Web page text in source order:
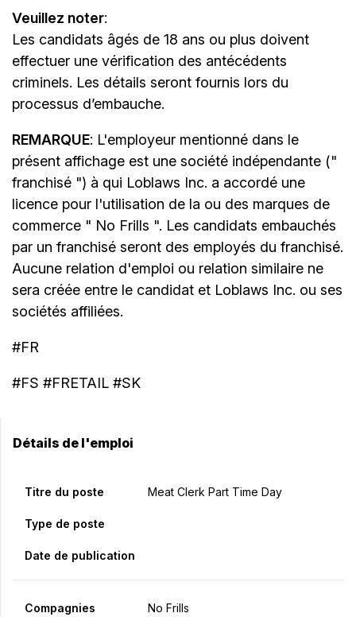
Veuillez noter:
Les candidats âgés de 18 ans ou plus doivent
effectuer une vérification des antécédents
criminels. Les détails seront fournis lors du
processus d’embauche.
REMARQUE: L'employeur mentionné dans le
présent affichage est une société indépendante ("
franchisé ") à qui Loblaws Inc. a accordé une
licence pour l'utilisation de la ou des marques de
commerce " No Frills ". Les candidats embauchés
par un franchisé seront des employés du franchisé.
Aucune relation d'emploi ou relation similaire ne
sera créée entre le candidat et Loblaws Inc. ou ses
sociétés affiliées.
#FR
#FS #FRETAIL #SK
Détails de l'emploi
Titre du poste Meat Clerk Part Time Day
Type de poste
Date de publication
Compagnies No Frills